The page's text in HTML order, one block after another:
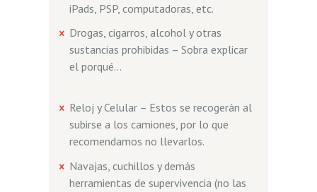
iPads, PSP, computadoras, etc.
Drogas, cigarros, alcohol y otras
sustancias prohibidas – Sobra explicar
el porqué…
Reloj y Celular – Estos se recogerán al
subirse a los camiones, por lo que
recomendamos no llevarlos.
Navajas, cuchillos y demás
herramientas de supervivencia (no las